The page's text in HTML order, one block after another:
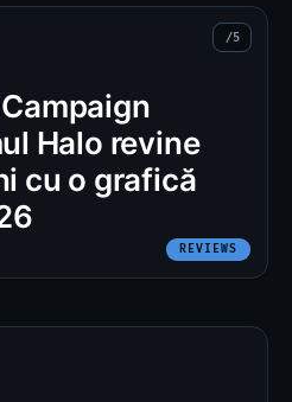
Halo revine
cu o grafică
REVIEWS